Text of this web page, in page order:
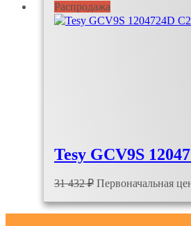
Распродажа
Tesy GCV9S
31 432₽ Первоначальная